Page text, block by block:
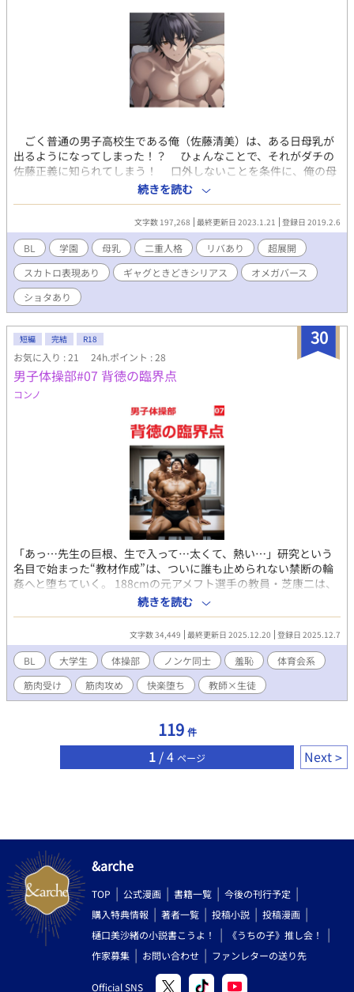
ちの身体が絡み合う禁断の教材制作。後半、無修正の動画が付属
高校の生徒たちの視線に晒され、教室が18歳の青臭い精液の匂い
でむせ返る模擬授業の熱気は、さらなる恥辱の連鎖を呼ぶ。ノン
ケの肉体が、カメラと視線に犯される！ （過激な描写を含むた
め、18歳以上の読者に限定）
深く考えずに読んで下さい_(┐「ε:)_ 更新は不定期ですm(__)m
２〜４日おき位に更新していくと思います〜。 遅くてスミマセン
m(._.)m ✳︎R18作品です。予告ないのでご注意下さい！ ✳︎本編４話
以降はエロ多め…いやエロしかないです…(´⊙ω⊙`)汗
ごく普通の男子高校生である俺（佐藤清美）は、ある日母乳が
出るようになってしまった！？ ひょんなことで、それがダチの
佐藤正義に知られてしまう！ 口外しないことを条件に、俺の母
乳はダチに吸われる事になり、更にはとんでもない変態プレイま
で強要されるようになっちまった！？ ※1 恋愛描写より、変態
描写、阿呆描写の多い作品です。 ※2 番外編はより変態的な展
開になっています 現在、筆者のネタ切れ感がすごいあります(汗)
私の力で書ける範囲であれば何とか書くようにします！ 感想あた
りでなんなりとどうぞ！ 人目に見える感想ではちょっとという方
は筆者のページにツイッターＵＲＬ貼っているのでＤＭを！ 【近
況報告】 20.02.10 新話「痴漢するな(3)」を投稿しました。良い
最終回だった……。 20.02.11 「記憶喪失になるな(2)」を投稿し
20.02.12 「俺達を子供にするな(1)」を投稿します。ショタ×ショ
タ 好きかい？ 20.02.14 「好きな子をレイプしてしまったんです
がどうすれば良いですか(1)」を投稿しました。 書きたいネタを番
外編にしました。 20.02.17 「好きな子をレイプしてしまったんで
すがどうすれば良いですか(2)」を投稿しました。 初めてをいただ
く話は最高だぜ！！ 20.02.18 「好きな子をレイプしてしまったん
ですがどうすれば良いですか(3)」を投稿します。 本編よりいい最
終回……ではなく(4)で終了予定です。 20.02.19 好きな子をレイ
プしてしまったんですがどうすれば良いですか(4)投稿しました。
やっぱハッピーエンド大好き。 そして、 新たな保健室の物語が幕
開けか！？ 20.02.20 ノンケの腐男子ですけどBL創作のために彼
氏が欲しいんですが(1)を投稿します。 小説家たるもの、リアルな
経験をしないとな！ 21.03.08 読者様にスクリーン越しにリモート
土下座します。久々の投稿で申し訳ないです。とりあえず生きて
います。学園生活編として最新話「座薬で感じるな！」を投稿し
ました。一応R18描写ありますが、一日外出録ハンチョ○なみに
に商品のステマやっている描写もあります。 21.03.21 二重人格の
子と付き合いたいのですがどうすれば良いでしょうか？ 一気に完
結まで五話公開しました！ 一番闇の深いヒロイン♂ができあが
りました。 23.01.21 番外編：校医の不純同性交遊相談所で 亡く
なった彼女の弟を好きになってしまいましたを投稿しました。 一
年以上新作を投稿するきになれなかったわ……。 闇深さとエロさ
をミックスしたお話になりました。 23.08.13 表紙に今作の受男子
の清美君のイメージ(AIイラスト)を追加しました。
続きを読む
文字数 197,268 最終更新日 2023.1.21 登録日 2019.2.6
BL 学園 母乳 二重人格 リバあり
超展開
スカトロ表現あり
ギャグときどきシリアス
オメガバース
ショタあり
30
短編 完結 R18
お気に入り : 21 24h.ポイント : 28
男子体操部#07 背徳の臨界点
コンノ
「あっ…先生の巨根、生で入って…太くて、熱い…」研究という
名目で始まった“教材作成”は、ついに誰も止められない禁断の輪
姦へと堕ちていく。 188cmの元アメフト選手の教員・芝康二は、
自分のアナルを学生の生巨根に抉られながら、喉でもう一本の凶
器を咥えさせられる。ノンケの理性が崩壊する瞬間を目の当たり
にした水泳部エース誉田航也は、自分も同じ穴に落ちていく。そ
して、童顔の体操部員・高瀬恒征は、すべてを録画しながら、
20cmの巨根で二人をさらに深い欲望の底へと誘う。汗と精液で汚
れた研究室。カメラの赤いランプが光るたび、理性は溶け、羞恥
は快感に変わる。 「奥抉られるの、ヤバいですよ」――高瀬の発
したその言葉が、取り返しのつかない連鎖の始まりだった。生挿
二度と戻れない、若いオスたちの底抜けの性欲が暴走する。 （過
激な描写を含むため、18歳以上の読者に限定） 【「男子体操部シ
リーズ」の第7作です。これまでの6作を先に読んでいただける
続きを読む
文字数 34,449 最終更新日 2025.12.20 登録日 2025.12.7
BL 大学生 体操部 ノンケ同士 羞恥
体育会系
筋肉受け
筋肉攻め 快楽堕ち 教師×生徒
119 件
1 / 4 ページ Next
&arche
TOP 公式漫画 書籍一覧
今後の刊行予定
購入特典情報
著者一覧 投稿小説
投稿漫画
樋口美沙緒の小説書こうよ！
《うちの子》推し会！
作家募集
お問い合わせ ファンレターの送り先
Official SNS